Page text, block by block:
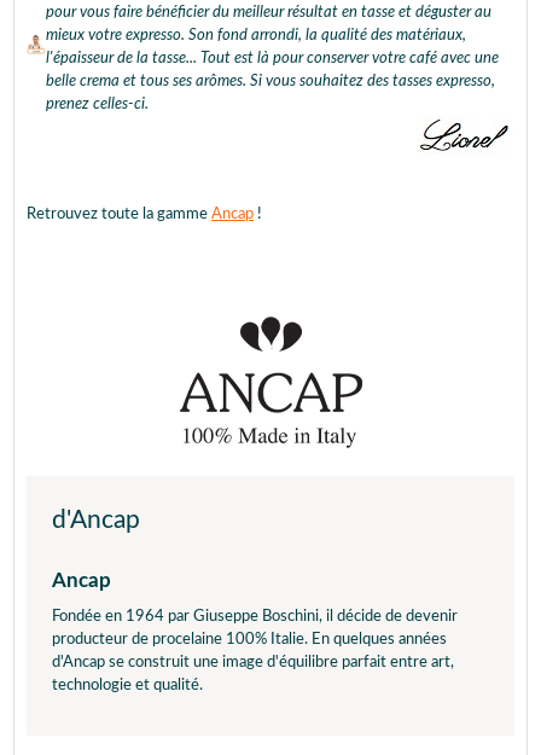
pour vous faire bénéficier du meilleur résultat en tasse et déguster au
mieux votre expresso. Son fond arrondi, la qualité des matériaux,
l'épaisseur de la tasse... Tout est là pour conserver votre café avec une
belle crema et tous ses arômes. Si vous souhaitez des tasses expresso,
prenez celles-ci.
Retrouvez toute la gamme Ancap !
d'Ancap
Ancap
Fondée en 1964 par Giuseppe Boschini, il décide de devenir
producteur de procelaine 100% Italie. En quelques années
d'Ancap se construit une image d'équilibre parfait entre art,
technologie et qualité.